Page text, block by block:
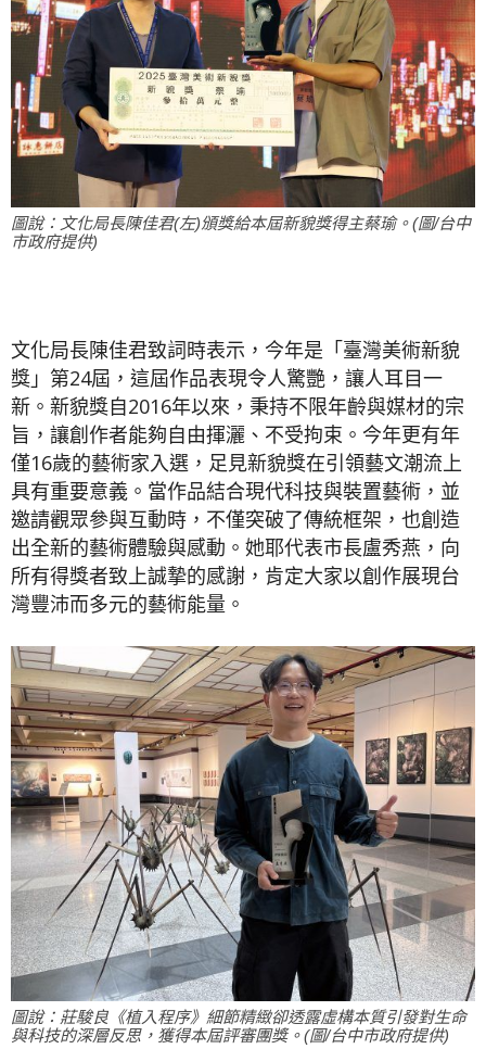
圖說：文化局長陳佳君(左)頒獎給本屆新貌獎得主蔡瑜。(圖/台中
市政府提供)
文化局長陳佳君致詞時表示，今年是「臺灣美術新貌
獎」第24屆，這屆作品表現令人驚艷，讓人耳目一
新。新貌獎自2016年以來，秉持不限年齡與媒材的宗
旨，讓創作者能夠自由揮灑、不受拘束。今年更有年
僅16歲的藝術家入選，足見新貌獎在引領藝文潮流上
具有重要意義。當作品結合現代科技與裝置藝術，並
邀請觀眾參與互動時，不僅突破了傳統框架，也創造
出全新的藝術體驗與感動。她耶代表市長盧秀燕，向
所有得獎者致上誠摯的感謝，肯定大家以創作展現台
灣豐沛而多元的藝術能量。
圖說：莊駿良《植入程序》細節精緻卻透露虛構本質引發對生命
與科技的深層反思，獲得本屆評審團獎。(圖/台中市政府提供)